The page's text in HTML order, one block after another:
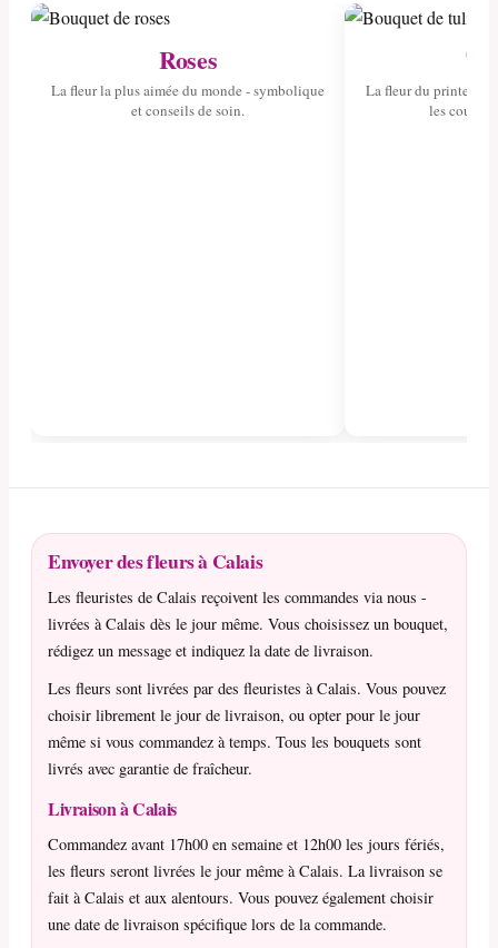
Roses
La fleur la plus aimée du monde - symbolique
et conseils de soin.
La fleur du
les
Envoyer des fleurs à Calais
Les fleuristes de Calais reçoivent les commandes via nous -
livrées à Calais dès le jour même. Vous choisissez un bouquet,
rédigez un message et indiquez la date de livraison.
Les fleurs sont livrées par des fleuristes à Calais. Vous pouvez
choisir librement le jour de livraison, ou opter pour le jour
même si vous commandez à temps. Tous les bouquets sont
livrés avec garantie de fraîcheur.
Livraison à Calais
Commandez avant 17h00 en semaine et 12h00 les jours fériés,
les fleurs seront livrées le jour même à Calais. La livraison se
fait à Calais et aux alentours. Vous pouvez également choisir
une date de livraison spécifique lors de la commande.